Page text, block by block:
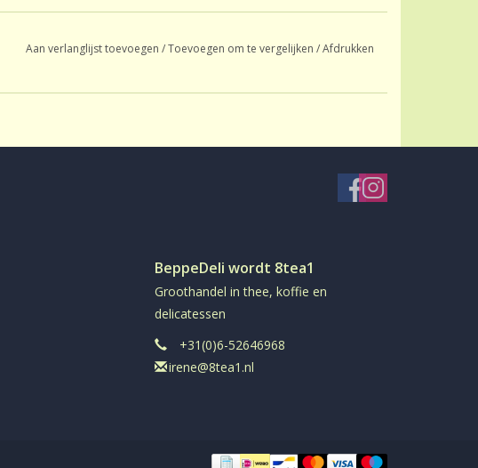
Aan verlanglijst toevoegen /Toevoegen om te vergelijken /Afdrukken
BeppeDeli wordt 8tea1
Groothandel in thee, koffie en
delicatessen
+31(0)6-52646968
irene@8tea1.nl